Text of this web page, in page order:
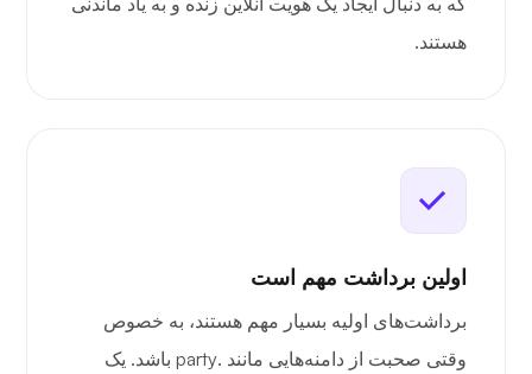
هستند.
اولین برداشت مهم است
برداشت‌های اولیه بسیار مهم هستند، به خصوص
وقتی صحبت از دامنه‌هایی مانند .party باشد. یک